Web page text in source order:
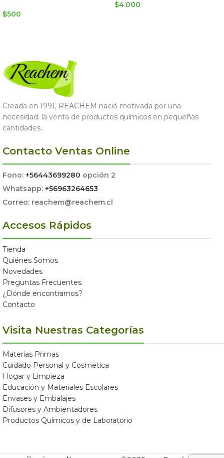
$500
$4.000
Creada en 1991, REACHEM nació motivada por una
necesidad: la venta de productos químicos en pequeñas
cantidades.
Contacto Ventas Online
Fono: +56443699280 opción 2
Whatsapp: +56963264653
Correo: reachem@reachem.cl
Accesos Rápidos
Tienda
Quiénes Somos
Novedades
Preguntas Frecuentes
¿Dónde encontrarnos?
Contacto
Visita Nuestras Categorías
Materias Primas
Cuidado Personal y Cosmetica
Hogar y Limpieza
Educación y Materiales Escolares
Envases y Embalajes
Difusores y Ambientadores
Productos Químicos y de Laboratorio